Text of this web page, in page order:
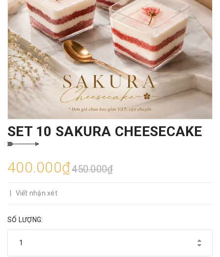
SET 10 SAKURA CHEESECAKE
400.000₫450.000₫
Viết nhận xét
SỐ LƯỢNG: